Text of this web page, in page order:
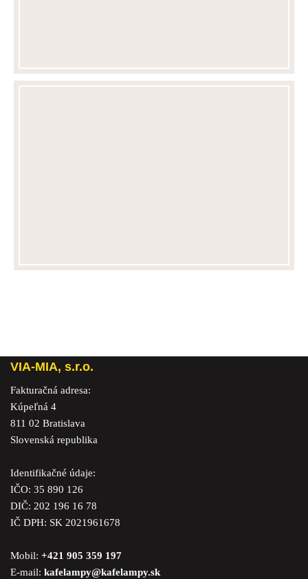
VIA-MIA, s.r.o.
Fakturačná adresa:
Kúpeľná 4
811 02 Bratislava
Slovenská republika
Identifikačné údaje:
IČO: 35 890 126
DIČ: 202 196 16 78
IČ DPH: SK 2021961678
Mobil: +421 905 359 197
E-mail: kafelampy@kafelampy.sk